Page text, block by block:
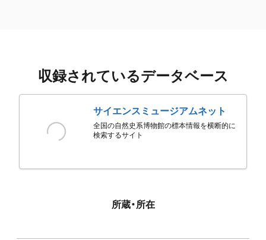
収録されているデータベース
サイエンスミュージアムネット
全国の自然史系博物館の標本情報を横断的に
検索するサイト
所蔵・所在